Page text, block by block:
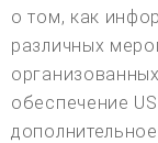
о том, как
различных
обеспечение